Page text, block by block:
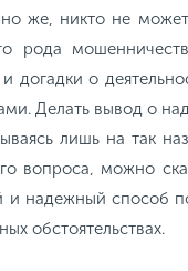
же, никто не
рода
догадки о
Делать вывод о
лишь на так
вопроса, можно
надежный способ
обстоятельствах.